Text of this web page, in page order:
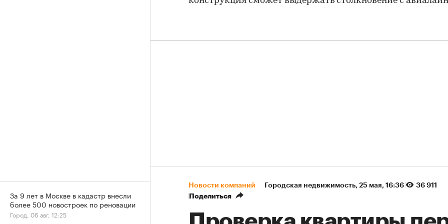
Новости компаний Городская недвижимость⁠, 25 мая, 16:36
36 911
Поделиться
За 9 лет в Москве в кадастр внесли
более 500 новостроек по реновации
Город, 06 авг, 12:25